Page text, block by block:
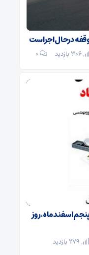
درحال اجراست
۰
اسفندماه، روز